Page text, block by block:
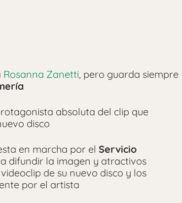
Rosanna Zanetti, pero guarda siempre
absoluta del clip que
disco
en marcha por el Servicio
difundir la imagen y atractivos
de su nuevo disco y los
por el artista